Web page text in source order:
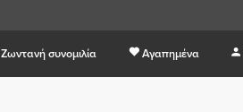
Ζωντανή συνομιλία Αγαπημένα